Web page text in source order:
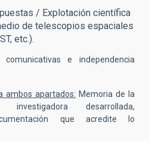
/ Explotación científica
de telescopios espaciales
etc.).
comunicativas e independencia
ambos apartados: Memoria de la
desarrollada,
que acredite lo